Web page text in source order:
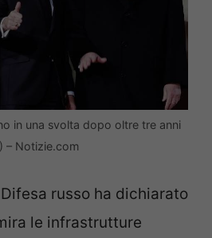
in una svolta dopo oltre tre anni
– Notizie.com
russo ha dichiarato
le infrastrutture